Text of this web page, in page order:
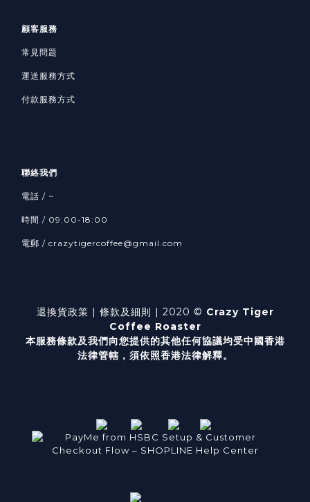
顧客服務
常見問題
運送服務方式
付款服務方式
聯絡我們
電話 / ~
時間 / 09:00-18:00
電郵 / crazytigercoffee@gmail.com
退換貨政策 | 條款及細則 | 2020 © Crazy Tiger
Coffee Roaster
本服務條款及我們向您提供的其他任何協議均受中國香港
法律管轄， 須依照香港法律解釋。